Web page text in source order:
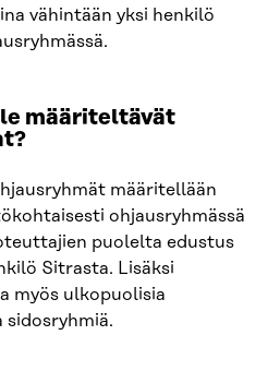
vähintään yksi henkilö
määriteltävät
määritellään
ohjausryhmässä
puolelta edustus
Sitrasta. Lisäksi
myös ulkopuolisia